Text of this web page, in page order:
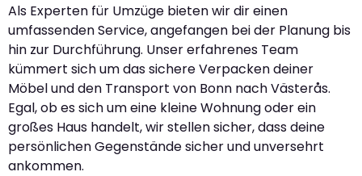
Als Experten für Umzüge bieten wir dir einen
umfassenden Service, angefangen bei der Planung bis
hin zur Durchführung. Unser erfahrenes Team
kümmert sich um das sichere Verpacken deiner
Möbel und den Transport von Bonn nach Västerås.
Egal, ob es sich um eine kleine Wohnung oder ein
großes Haus handelt, wir stellen sicher, dass deine
persönlichen Gegenstände sicher und unversehrt
ankommen.